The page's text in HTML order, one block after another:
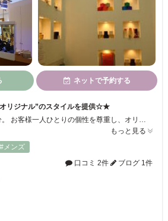
ネットで予約する
リジナル”のスタイルを提供☆★
阪急線 塚口駅から徒歩2分。 お客様一人ひとりの個性を尊重し、オリジナリティ溢れるヘアスタイルをご提案！ ライフスタイルに合わせたデザイン性と再現性の高いスタイルを作り上げます★ 気さくなスタッフがお客様のお悩みを何でも解決していくので どんどん何でもお話下さい♪♪お待ちしております！
もっと見る
#メンズ
口コミ 2件
ブログ 1件